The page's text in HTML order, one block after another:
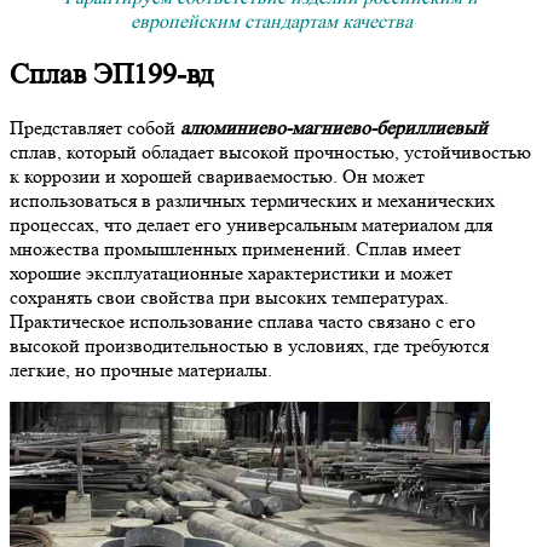
европейским стандартам качества
Сплав ЭП199-вд
Представляет собой алюминиево-магниево-бериллиевый
сплав, который обладает высокой прочностью, устойчивостью
к коррозии и хорошей свариваемостью. Он может
использоваться в различных термических и механических
процессах, что делает его универсальным материалом для
множества промышленных применений. Сплав имеет
хорошие эксплуатационные характеристики и может
сохранять свои свойства при высоких температурах.
Практическое использование сплава часто связано с его
высокой производительностью в условиях, где требуются
легкие, но прочные материалы.